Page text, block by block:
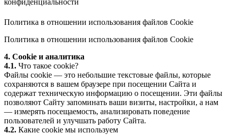
Политика в отношении использования файлов Cookie
Политика в отношении использования файлов Cookie
4. Cookie и аналитика
4.1. Что такое cookie?
Файлы cookie — это небольшие текстовые файлы, которые
сохраняются в вашем браузере при посещении Сайта и
содержат техническую информацию о посещении. Эти файлы
позволяют Сайту запоминать ваши визиты, настройки, а нам
— измерять посещаемость, анализировать поведение
пользователей и улучшать работу Сайта.
4.2. Какие cookie мы используем